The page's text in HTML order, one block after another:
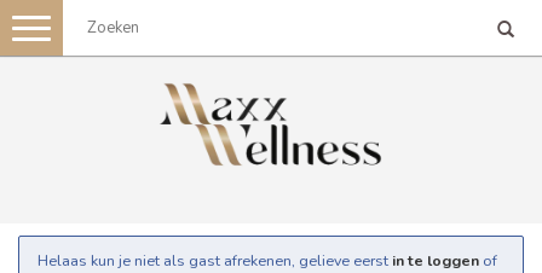
Toggle
navigation
Helaas kun je niet als gast afrekenen, gelieve eerst in te loggen of